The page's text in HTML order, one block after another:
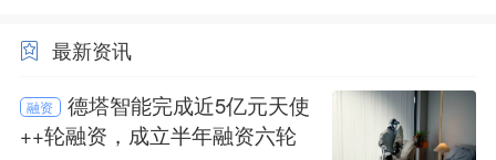
最新资讯
融资
德塔智能完成近5亿元天使
++轮融资，成立半年融资六轮